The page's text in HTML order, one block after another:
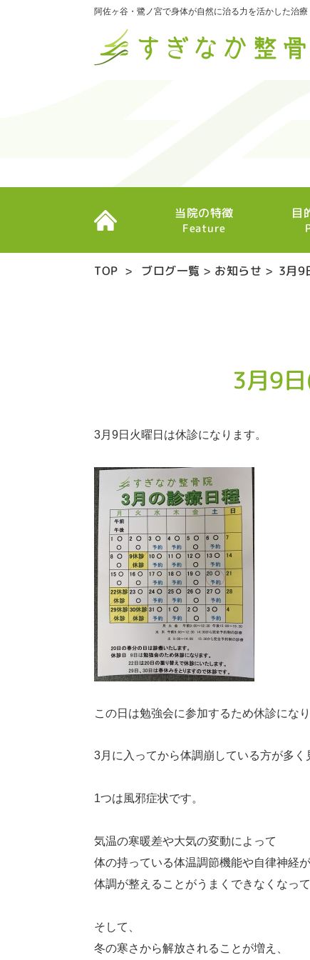
阿佐ヶ谷・鷺ノ宮で身体が自然に治る力を活かした治
当院の特徴
Feature
目
TOP > ブログ一覧 > お知らせ > 3月9
3月9
3月9日火曜日は休診になります。
この日は勉強会に参加するため休診になり
3月に入ってから体調崩している方が多く
1つは風邪症状です。
気温の寒暖差や大気の変動によって
体の持っている体温調節機能や自律神経が
体調が整えることがうまくできなくなって
そして、
冬の寒さから解放されることが増え、